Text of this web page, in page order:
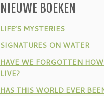
NIEUWE BOEKEN
LIFE’S MYSTERIES
SIGNATURES ON WATER
HAVE WE FORGOTTEN
LIVE?
HAS THIS WORLD EVER